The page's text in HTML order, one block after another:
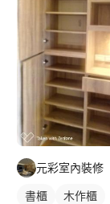
元彩室內裝修
書櫃 木作櫃